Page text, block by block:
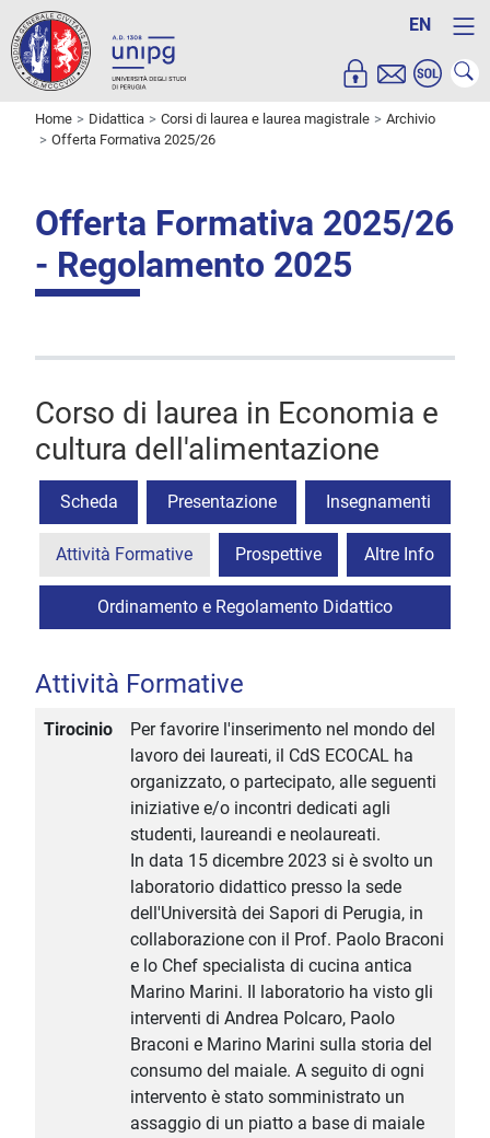
EN
Home Didattica Corsi di laurea e laurea magistrale
Archivio
Offerta Formativa 2025/26
Offerta Formativa 2025/26
- Regolamento 2025
Corso di laurea in Economia e
cultura dell'alimentazione
Scheda Presentazione Insegnamenti
Attività Formative Prospettive Altre Info
Ordinamento e Regolamento Didattico
Attività Formative
Tirocinio
Per favorire l'inserimento nel mondo del
lavoro dei laureati, il CdS ECOCAL ha
organizzato, o partecipato, alle seguenti
iniziative e/o incontri dedicati agli
studenti, laureandi e neolaureati.
In data 15 dicembre 2023 si è svolto un
laboratorio didattico presso la sede
dell'Università dei Sapori di Perugia, in
collaborazione con il Prof. Paolo Braconi
e lo Chef specialista di cucina antica
Marino Marini. Il laboratorio ha visto gli
interventi di Andrea Polcaro, Paolo
Braconi e Marino Marini sulla storia del
consumo del maiale. A seguito di ogni
intervento è stato somministrato un
assaggio di un piatto a base di maiale